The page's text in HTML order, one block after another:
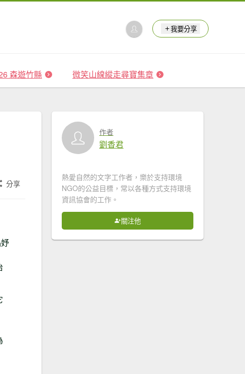
我要分享
森遊竹縣 微笑山線縱走尋寶集章
分享
作者
劉香君
熱愛自然的文字工作者，樂於支持環境
NGO的公益目標，常以各種方式支持環境
資訊協會的工作。
關注他